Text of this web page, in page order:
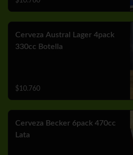
Cerveza Austral Lager 4pack
330cc Botella
$10.760
Cerveza Becker 6pack 470cc
Lata